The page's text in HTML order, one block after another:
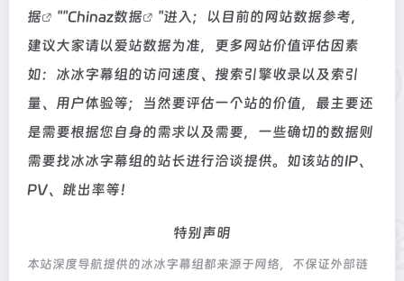
据
""Chinaz数据
"进入；以目前的网站数据参考，
建议大家请以爱站数据为准，更多网站价值评估因素
如：冰冰字幕组的访问速度、搜索引擎收录以及索引
量、用户体验等；当然要评估一个站的价值，最主要还
是需要根据您自身的需求以及需要，一些确切的数据则
需要找冰冰字幕组的站长进行洽谈提供。如该站的IP、
PV、跳出率等！
特别声明
本站深度导航提供的冰冰字幕组都来源于网络，不保证外部链